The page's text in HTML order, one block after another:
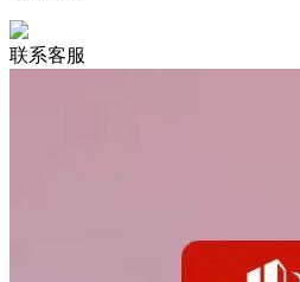
联系客服